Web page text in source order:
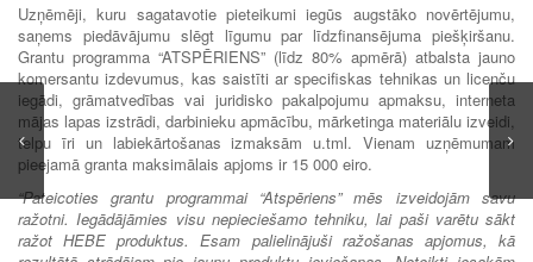
Uzņēmēji, kuru sagatavotie pieteikumi iegūs augstāko novērtējumu,
saņems piedāvājumu slēgt līgumu par līdzfinansējuma piešķiršanu.
Grantu programma “ATSPĒRIENS” (līdz 80% apmērā) atbalsta jauno
komersantu izdevumus, kas saistīti ar specifiskas tehnikas un licenču
iegādi, grāmatvedības vai juridisko pakalpojumu apmaksu, interneta
mājas lapas izstrādi, darbinieku apmācību, mārketinga materiālu izveidi,
telpu īri un labiekārtošanas izmaksām u.tml. Vienam uzņēmumam
pieejamā granta maksimālais apjoms ir 15 000 eiro.
“Pateicoties grantu programmai “Atspēriens” mēs izveidojām savu
ražotni. Iegādājāmies visu nepieciešamo tehniku, lai paši varētu sākt
ražot HEBE produktus. Esam palielinājuši ražošanas apjomus, kā